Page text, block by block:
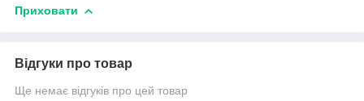
Приховати
Відгуки про товар
Ще немає відгуків про цей товар